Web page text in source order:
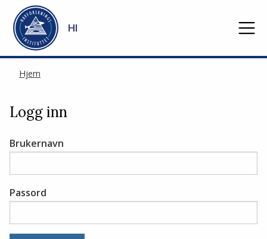
Gå til hovedinnhold
HI
Hjem
Logg inn
Brukernavn
Passord